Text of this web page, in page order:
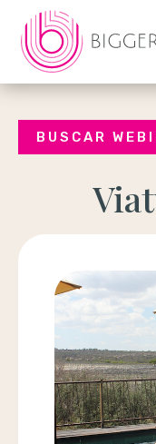
BUSCAR